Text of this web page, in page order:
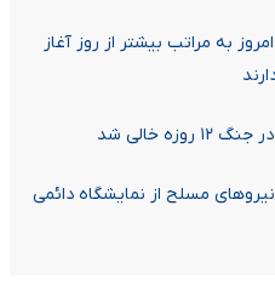
به مراتب بیشتر از روز آغاز
خالی شد
مسلح از نمایشگاه دائمی